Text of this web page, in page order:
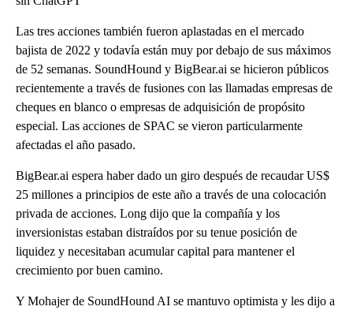
Las tres acciones también fueron aplastadas en el mercado
bajista de 2022 y todavía están muy por debajo de sus máximos
de 52 semanas. SoundHound y BigBear.ai se hicieron públicos
recientemente a través de fusiones con las llamadas empresas de
cheques en blanco o empresas de adquisición de propósito
especial. Las acciones de SPAC se vieron particularmente
afectadas el año pasado.
BigBear.ai espera haber dado un giro después de recaudar US$
25 millones a principios de este año a través de una colocación
privada de acciones. Long dijo que la compañía y los
inversionistas estaban distraídos por su tenue posición de
liquidez y necesitaban acumular capital para mantener el
crecimiento por buen camino.
Y Mohajer de SoundHound AI se mantuvo optimista y les dijo a